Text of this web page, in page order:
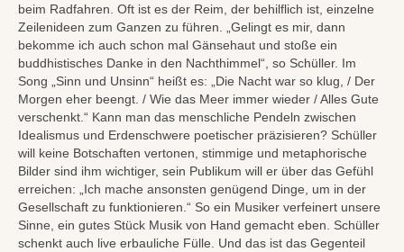
beim Radfahren. Oft ist es der Reim, der behilflich ist, einzelne
Zeilenideen zum Ganzen zu führen. „Gelingt es mir, dann
bekomme ich auch schon mal Gänsehaut und stoße ein
buddhistisches Danke in den Nachthimmel“, so Schüller. Im
Song „Sinn und Unsinn“ heißt es: „Die Nacht war so klug, / Der
Morgen eher beengt. / Wie das Meer immer wieder / Alles Gute
verschenkt.“ Kann man das menschliche Pendeln zwischen
Idealismus und Erdenschwere poetischer präzisieren? Schüller
will keine Botschaften vertonen, stimmige und metaphorische
Bilder sind ihm wichtiger, sein Publikum will er über das Gefühl
erreichen: „Ich mache ansonsten genügend Dinge, um in der
Gesellschaft zu funktionieren.“ So ein Musiker verfeinert unsere
Sinne, ein gutes Stück Musik von Hand gemacht eben. Schüller
schenkt auch live erbauliche Fülle. Und das ist das Gegenteil